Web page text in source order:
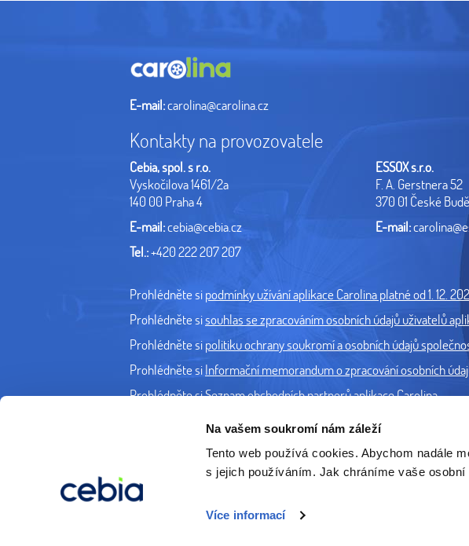
Na vašem soukromí nám záleží
Tento web používá cookies. Abychom nadále
s jejich používáním. Jak chráníme vaše osobní
Více informací
E-mail:carolina@carolina.cz
Kontakty na provozovatele
Cebia, spol. s r.o.
Vyskočilova 1461/2a
140 00 Praha 4
E-mail:cebia@cebia.cz
Tel.:+420 222 207 207
ESSOX s.r.o.
F. A. Gerstnera 52
370 01 České
E-mail:
Prohlédněte sipodmínky užívání aplikace Carolina platné od 1. 12.
Prohlédněte sisouhlas se zpracováním osobních údajů uživatelů
Prohlédněte sipolitiku ochrany soukromí a osobních údajů
Prohlédněte siInformační memorandum o zpracování osobních
Prohlédněte siSeznam obchodních partnerů aplikace Carolina